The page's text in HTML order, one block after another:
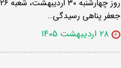
جعفر پناهی رسیدگی…
۲۸ اردیبهشت ۱۴۰۵